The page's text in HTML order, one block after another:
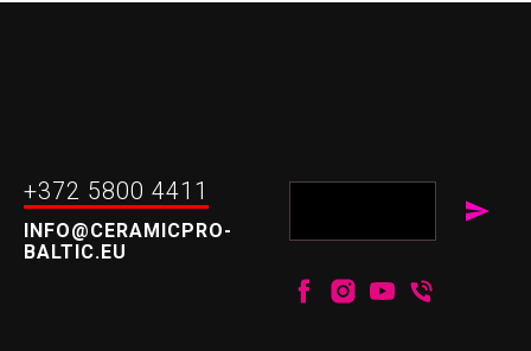
+372 5800 4411
INFO@CERAMICPRO-
BALTIC.EU